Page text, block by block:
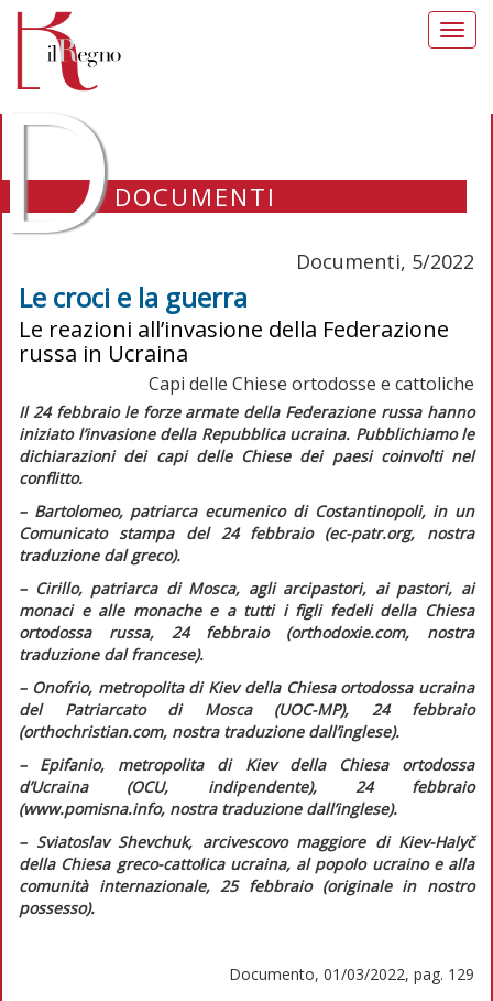
DOCUMENTI
Documenti, 5/2022
Le croci e la guerra
Le reazioni all’invasione della Federazione
russa in Ucraina
Capi delle Chiese ortodosse e cattoliche
Il 24 febbraio le forze armate della Federazione russa hanno
iniziato l’invasione della Repubblica ucraina. Pubblichiamo le
dichiarazioni dei capi delle Chiese dei paesi coinvolti nel
conflitto.
– Bartolomeo, patriarca ecumenico di Costantinopoli, in un
Comunicato stampa del 24 febbraio (ec-patr.org, nostra
traduzione dal greco).
– Cirillo, patriarca di Mosca, agli arcipastori, ai pastori, ai
monaci e alle monache e a tutti i figli fedeli della Chiesa
ortodossa russa, 24 febbraio (orthodoxie.com, nostra
traduzione dal francese).
– Onofrio, metropolita di Kiev della Chiesa ortodossa ucraina
del Patriarcato di Mosca (UOC-MP), 24 febbraio
(orthochristian.com, nostra traduzione dall’inglese).
– Epifanio, metropolita di Kiev della Chiesa ortodossa
d’Ucraina (OCU, indipendente), 24 febbraio
(www.pomisna.info, nostra traduzione dall’inglese).
– Sviatoslav Shevchuk, arcivescovo maggiore di Kiev-Halyč
della Chiesa greco-cattolica ucraina, al popolo ucraino e alla
comunità internazionale, 25 febbraio (originale in nostro
possesso).
Documento, 01/03/2022, pag. 129